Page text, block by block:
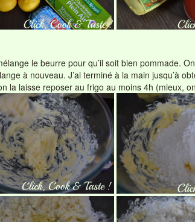
le beurre pour qu’il soit bien pommade.
à nouveau. J’ai terminé à la main jusqu’à
la laisse reposer au frigo au moins 4h (mieux,